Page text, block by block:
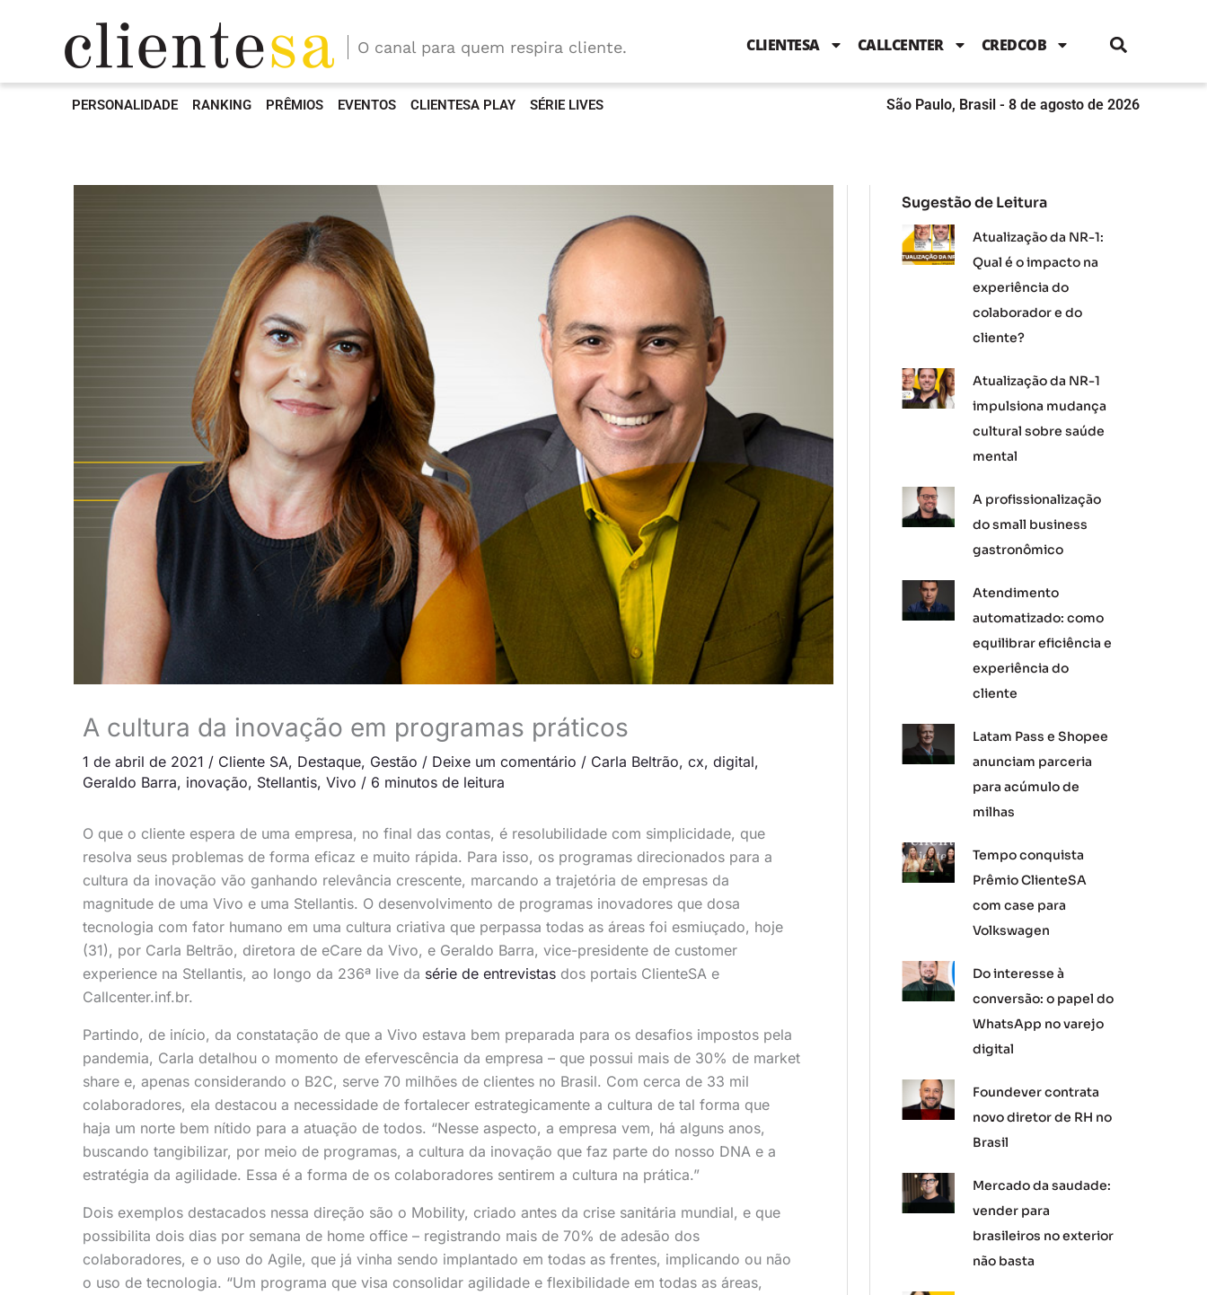
b
o
k
t
e
b
n
g
a
m
O canal para quem respira cliente. CLIENTESA CALLCENTER CREDCOB
PERSONALIDADE RANKING PRÊMIOS EVENTOS CLIENTESA PLAY SÉRIE LIVES São Paulo, Brasil - 8 de agosto de 2026
A cultura da inovação em programas práticos
1 de abril de 2021 / Cliente SA, Destaque, Gestão / Deixe um comentário / Carla Beltrão, cx, digital,
Geraldo Barra, inovação, Stellantis, Vivo / 6 minutos de leitura
O que o cliente espera de uma empresa, no final das contas, é resolubilidade com simplicidade, que
resolva seus problemas de forma eficaz e muito rápida. Para isso, os programas direcionados para a
cultura da inovação vão ganhando relevância crescente, marcando a trajetória de empresas da
magnitude de uma Vivo e uma Stellantis. O desenvolvimento de programas inovadores que dosa
tecnologia com fator humano em uma cultura criativa que perpassa todas as áreas foi esmiuçado, hoje
(31), por Carla Beltrão, diretora de eCare da Vivo, e Geraldo Barra, vice-presidente de customer
experience na Stellantis, ao longo da 236ª live da série de entrevistas dos portais ClienteSA e
Callcenter.inf.br.
Partindo, de início, da constatação de que a Vivo estava bem preparada para os desafios impostos pela
pandemia, Carla detalhou o momento de efervescência da empresa – que possui mais de 30% de market
share e, apenas considerando o B2C, serve 70 milhões de clientes no Brasil. Com cerca de 33 mil
colaboradores, ela destacou a necessidade de fortalecer estrategicamente a cultura de tal forma que
haja um norte bem nítido para a atuação de todos. “Nesse aspecto, a empresa vem, há alguns anos,
buscando tangibilizar, por meio de programas, a cultura da inovação que faz parte do nosso DNA e a
estratégia da agilidade. Essa é a forma de os colaboradores sentirem a cultura na prática.”
Dois exemplos destacados nessa direção são o Mobility, criado antes da crise sanitária mundial, e que
possibilita dois dias por semana de home office – registrando mais de 70% de adesão dos
colaboradores, e o uso do Agile, que já vinha sendo implantado em todas as frentes, implicando ou não
o uso de tecnologia. “Um programa que visa consolidar agilidade e flexibilidade em todas as áreas,
Sugestão de Leitura
Atualização da NR-1:
Qual é o impacto na
experiência do
colaborador e do
cliente?
Atualização da NR-1
impulsiona mudança
cultural sobre saúde
mental
A profissionalização
do small business
gastronômico
Atendimento
automatizado: como
equilibrar eficiência e
experiência do
cliente
Latam Pass e Shopee
anunciam parceria
para acúmulo de
milhas
Tempo conquista
Prêmio ClienteSA
com case para
Volkswagen
Do interesse à
conversão: o papel do
WhatsApp no varejo
digital
Foundever contrata
novo diretor de RH no
Brasil
Mercado da saudade:
vender para
brasileiros no exterior
não basta